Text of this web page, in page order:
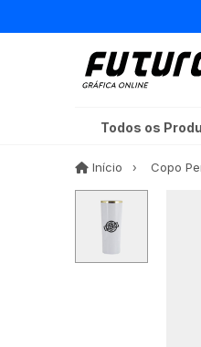
Todos os
Início InícioCopo